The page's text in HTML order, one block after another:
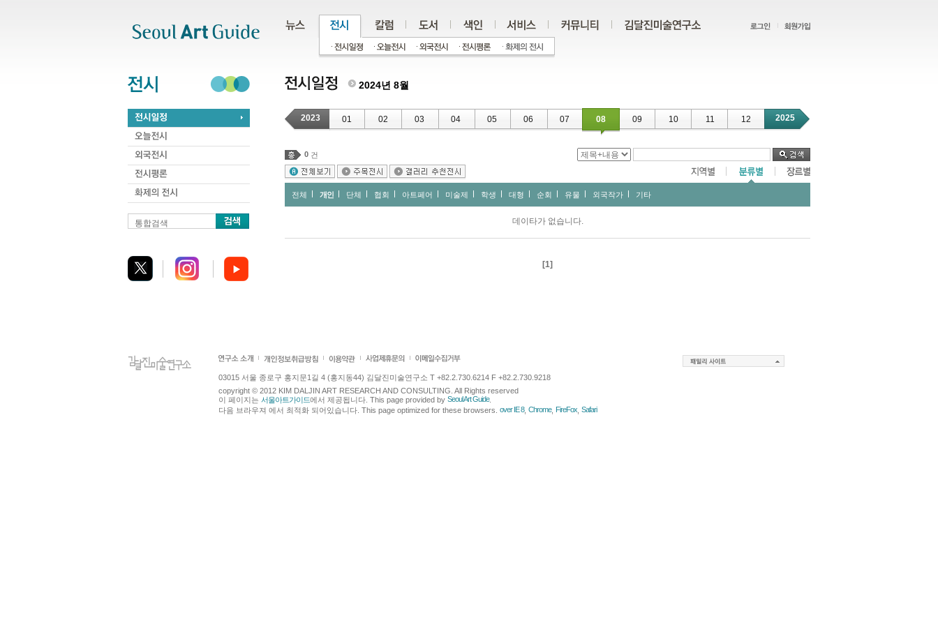
통합검색
2024년 8월
2023 01 02 03 04 05 06 07 08 09 10 11 12 2025
0 건
전체 개인 단체 협회 아트페어 미술제 학생 대형 순회 유물 외국작가 기타
데이타가 없습니다.
[1]
03015 서울 종로구 홍지문1길 4 (홍지동44) 김달진미술연구소 T +82.2.730.6214 F +82.2.730.9218
copyright © 2012 KIM DALJIN ART RESEARCH AND CONSULTING. All Rights reserved
이 페이지는 서울아트가이드에서 제공됩니다. This page provided by Seoul Art Guide.
다음 브라우져 에서 최적화 되어있습니다. This page optimized for these browsers. over IE 8, Chrome, FireFox Safari